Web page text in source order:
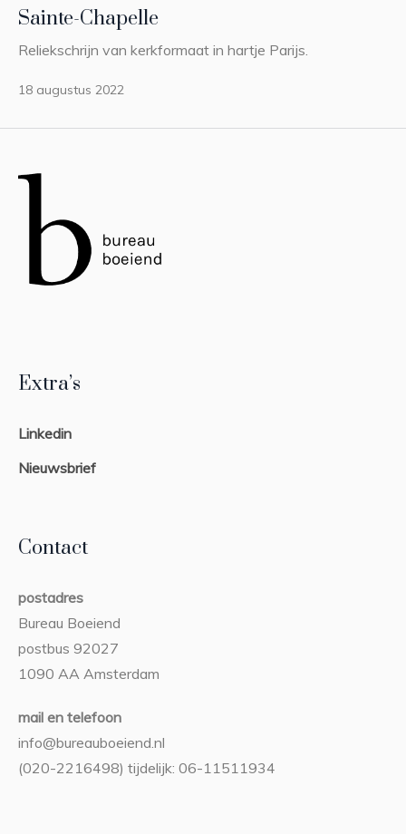
Sainte-Chapelle
Reliekschrijn van kerkformaat in hartje Parijs.
18 augustus 2022
Extra’s
Linkedin
Nieuwsbrief
Contact
postadres
Bureau Boeiend
postbus 92027
1090 AA Amsterdam
mail en telefoon
info@bureauboeiend.nl
(020-2216498) tijdelijk: 06-11511934